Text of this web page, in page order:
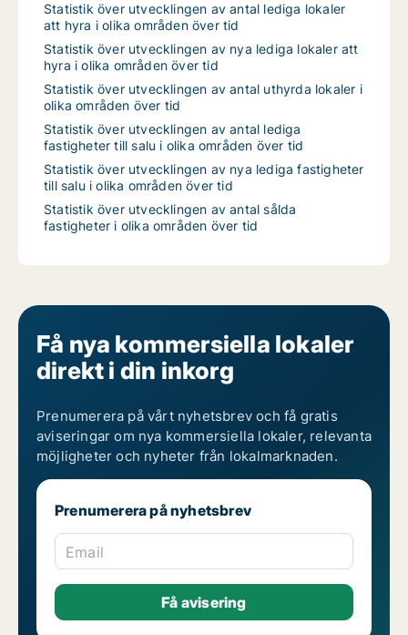
Statistik över utvecklingen av antal lediga lokaler
att hyra i olika områden över tid
Statistik över utvecklingen av nya lediga lokaler att
hyra i olika områden över tid
Statistik över utvecklingen av antal uthyrda lokaler i
olika områden över tid
Statistik över utvecklingen av antal lediga
fastigheter till salu i olika områden över tid
Statistik över utvecklingen av nya lediga fastigheter
till salu i olika områden över tid
Statistik över utvecklingen av antal sålda
fastigheter i olika områden över tid
Få nya kommersiella lokaler
direkt i din inkorg
Prenumerera på vårt nyhetsbrev och få gratis
aviseringar om nya kommersiella lokaler, relevanta
möjligheter och nyheter från lokalmarknaden.
Prenumerera på nyhetsbrev
Email